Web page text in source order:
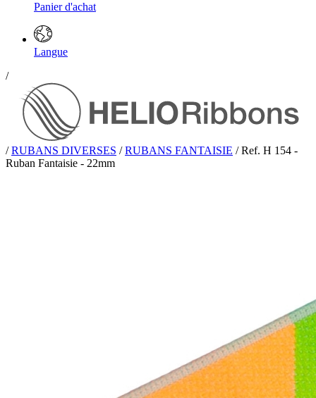
Panier d'achat
Langue
/
/ RUBANS DIVERSES / RUBANS FANTAISIE / Ref. H 154 -
Ruban Fantaisie - 22mm